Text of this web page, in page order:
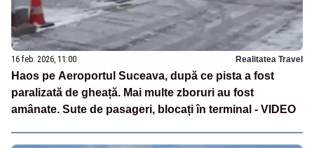
16 feb. 2026, 11:00 Realitatea Travel
Haos pe Aeroportul Suceava, după ce pista a fost
paralizată de gheață. Mai multe zboruri au fost
amânate. Sute de pasageri, blocați în terminal - VIDEO